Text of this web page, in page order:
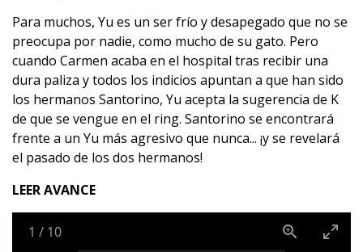
Para muchos, Yu es un ser frío y desapegado que no se
preocupa por nadie, como mucho de su gato. Pero
cuando Carmen acaba en el hospital tras recibir una
dura paliza y todos los indicios apuntan a que han sido
los hermanos Santorino, Yu acepta la sugerencia de K
de que se vengue en el ring. Santorino se encontrará
frente a un Yu más agresivo que nunca... ¡y se revelará
el pasado de los dos hermanos!
LEER AVANCE
1 / 10